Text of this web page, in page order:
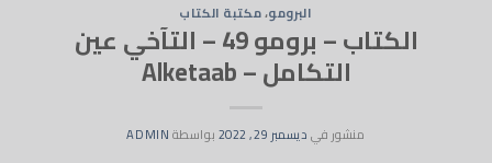
البرومو،مكتبة الكتاب
الكتاب – برومو 49 – التآخي عين
التكامل – Alketaab
منشور فيديسمبر 29, 2022 بواسطةADMIN